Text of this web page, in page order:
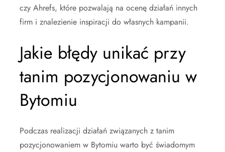
czy Ahrefs, które pozwalają na ocenę działań innych
firm i znalezienie inspiracji do własnych kampanii.
Jakie błędy unikać przy
tanim pozycjonowaniu w
Bytomiu
Podczas realizacji działań związanych z tanim
pozycjonowaniem w Bytomiu warto być świadomym